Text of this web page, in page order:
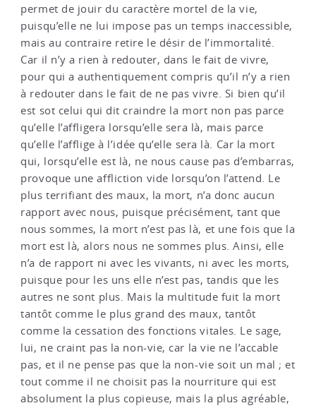
permet de jouir du caractère mortel de la vie,
puisqu’elle ne lui impose pas un temps inaccessible,
mais au contraire retire le désir de l’immortalité.
Car il n’y a rien à redouter, dans le fait de vivre,
pour qui a authentiquement compris qu’il n’y a rien
à redouter dans le fait de ne pas vivre. Si bien qu’il
est sot celui qui dit craindre la mort non pas parce
qu’elle l’affligera lorsqu’elle sera là, mais parce
qu’elle l’afflige à l’idée qu’elle sera là. Car la mort
qui, lorsqu’elle est là, ne nous cause pas d’embarras,
provoque une affliction vide lorsqu’on l’attend. Le
plus terrifiant des maux, la mort, n’a donc aucun
rapport avec nous, puisque précisément, tant que
nous sommes, la mort n’est pas là, et une fois que la
mort est là, alors nous ne sommes plus. Ainsi, elle
n’a de rapport ni avec les vivants, ni avec les morts,
puisque pour les uns elle n’est pas, tandis que les
autres ne sont plus. Mais la multitude fuit la mort
tantôt comme le plus grand des maux, tantôt
comme la cessation des fonctions vitales. Le sage,
lui, ne craint pas la non-vie, car la vie ne l’accable
pas, et il ne pense pas que la non-vie soit un mal ; et
tout comme il ne choisit pas la nourriture qui est
absolument la plus copieuse, mais la plus agréable,